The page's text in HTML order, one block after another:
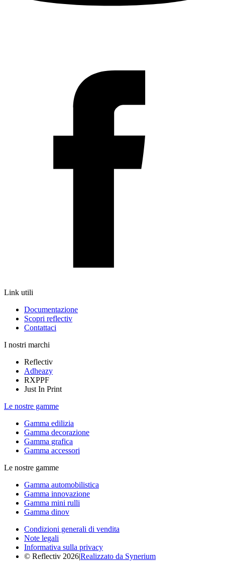
Link utili
Documentazione
Scopri reflectiv
Contattaci
I nostri marchi
Reflectiv
Adheazy
RXPPF
Just In Print
Le nostre gamme
Gamma edilizia
Gamma decorazione
Gamma grafica
Gamma accessori
Le nostre gamme
Gamma automobilistica
Gamma innovazione
Gamma mini rulli
Gamma dinov
Condizioni generali di vendita
Note legali
Informativa sulla privacy
© Reflectiv 2026|Realizzato da Synerium